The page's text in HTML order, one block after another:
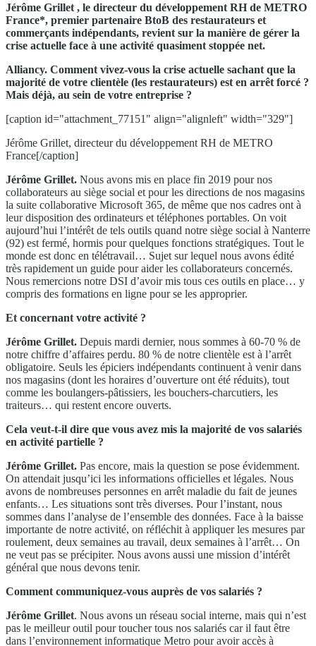
Jérôme Grillet , le directeur du développement RH de METRO
France*, premier partenaire BtoB des restaurateurs et
commerçants indépendants, revient sur la manière de gérer la
crise actuelle face à une activité quasiment stoppée net.
Alliancy. Comment vivez-vous la crise actuelle sachant que la
majorité de votre clientèle (les restaurateurs) est en arrêt forcé ?
Mais déjà, au sein de votre entreprise ?
[caption id="attachment_77151" align="alignleft" width="329"]
Jérôme Grillet, directeur du développement RH de METRO
France[/caption]
Jérôme Grillet. Nous avons mis en place fin 2019 pour nos
collaborateurs au siège social et pour les directions de nos magasins
la suite collaborative Microsoft 365, de même que nos cadres ont à
leur disposition des ordinateurs et téléphones portables. On voit
aujourd’hui l’intérêt de tels outils quand notre siège social à Nanterre
(92) est fermé, hormis pour quelques fonctions stratégiques. Tout le
monde est donc en télétravail… Sujet sur lequel nous avons édité
très rapidement un guide pour aider les collaborateurs concernés.
Nous remercions notre DSI d’avoir mis tous ces outils en place… y
compris des formations en ligne pour se les approprier.
Et concernant votre activité ?
Jérôme Grillet. Depuis mardi dernier, nous sommes à 60-70 % de
notre chiffre d’affaires perdu. 80 % de notre clientèle est à l’arrêt
obligatoire. Seuls les épiciers indépendants continuent à venir dans
nos magasins (dont les horaires d’ouverture ont été réduits), tout
comme les boulangers-pâtissiers, les bouchers-charcutiers, les
traiteurs… qui restent encore ouverts.
Cela veut-t-il dire que vous avez mis la majorité de vos salariés
en activité partielle ?
Jérôme Grillet. Pas encore, mais la question se pose évidemment.
On attendait jusqu’ici les informations officielles et légales. Nous
avons de nombreuses personnes en arrêt maladie du fait de jeunes
enfants… Les situations sont très diverses. Pour l’instant, nous
sommes dans l’analyse de l’ensemble des données. Face à la baisse
importante de notre activité, on réfléchit à appliquer les mesures par
roulement, deux semaines au travail, deux semaines à l’arrêt… On
ne veut pas se précipiter. Nous avons aussi une mission d’intérêt
général que nous devons tenir.
Comment communiquez-vous auprès de vos salariés ?
Jérôme Grillet. Nous avons un réseau social interne, mais qui n’est
pas le meilleur outil pour toucher tous nos salariés car il faut être
dans l’environnement informatique Metro pour avoir accès à